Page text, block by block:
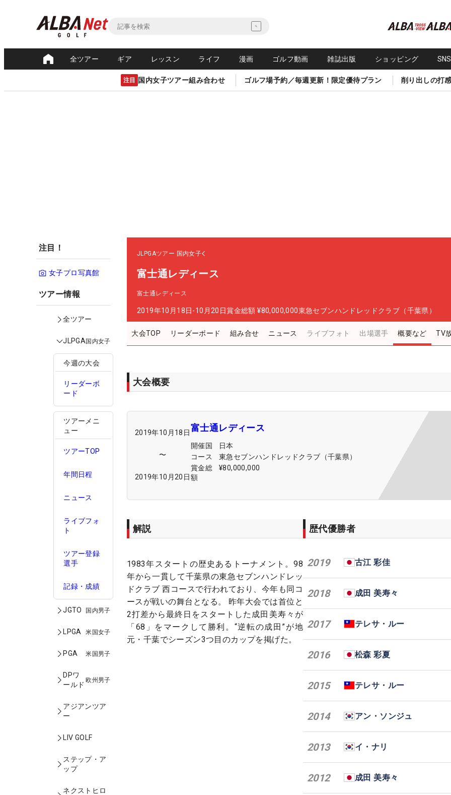
全ツアー ギア レッスン ライフ 漫画 ゴルフ動画 雑誌出版 ショッピング
注目 国内女子ツアー組み合わせ ゴルフ場予約／毎週更新！限定優待プラン 削り出しの打
注目！
女子プロ写真館
ツアー情報
全ツアー
JLPGA国内女子
今週の大会
リーダーボ
ード
ツアーメニ
ュー
ツアーTOP
年間日程
ニュース
ライブフォ
ト
ツアー登録
選手
記録・成績
JGTO 国内男子
LPGA 米国女子
PGA 米国男子
DPワ
ールド
欧州男子
アジアンツア
ー
LIV GOLF
ステップ・ア
ップ
ネクストヒロ
JLPGAツアー 国内女子
富士通レディース
富士通レディース
2019年10月18日-10月20日賞金総額 ¥80,000,000東急セブンハンドレッドクラブ（千葉県）
大会TOP リーダーボード 組み合せ ニュース ライブフォト 出場選手 概要など TV
大会概要
2019年10月18日
〜
2019年10月20日
富士通レディース
開催国
日本
コース
東急セブンハンドレッドクラブ（千葉県）
賞金総
額
¥80,000,000
解説
1983年スタートの歴史あるトーナメント。98
年から一貫して千葉県の東急セブンハンドレッ
ドクラブ 西コースで行われており、今年も同コ
ースが戦いの舞台となる。 昨年大会では首位と
2打差から最終日をスタートした成田美寿々が
「68」をマークして勝利。“逆転の成田”が地
元・千葉でシーズン3つ目のカップを掲げた。
歴代優勝者
2019 古江 彩佳
2018 成田 美寿々
2017 テレサ・ルー
2016 松森 彩夏
2015 テレサ・ルー
2014 アン・ソンジュ
2013 イ・ナリ
2012 成田 美寿々